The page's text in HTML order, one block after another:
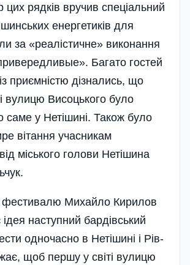
рядків вручив спеціальний
енергетиків для
за «реалістичне» виконання
Багато гостей
приємністю дізнались, що
вулицю Висоцького було
саме у Нетішині. Також було
вітання учасникам
міського голови Нетішина
фестивалю Михайло Кирилов
наступний бардівський
одночасно в Нетішині і Рів­
щоб першу у світі вулицю